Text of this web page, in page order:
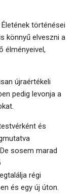
történései
könnyű elveszni a
élményeivel,
újraértékeli
pedig levonja a
és
sosem marad
régi
és egy új úton.